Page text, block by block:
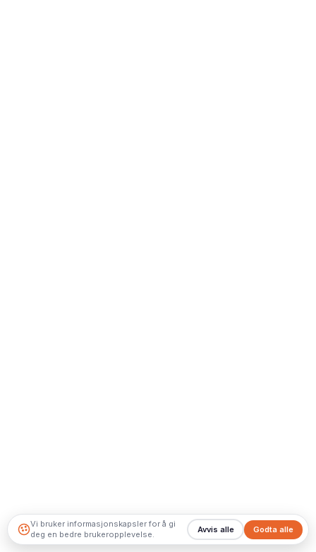
Vi bruker informasjonskapsler for å gi
deg en bedre brukeropplevelse.
Godta alle
Avvis alle